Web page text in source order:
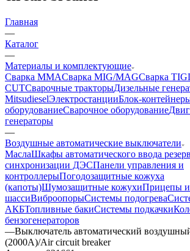
Главная
—
Каталог
—
Материалы и комплектующие
Сварка MMAСварка MIG/MAGСварка TIG
CUTСварочные тракторыДизельные
MitsudieselЭлектростанцииБлок-
оборудованиеСварочное оборудование
генераторы
—
Воздушные автоматические выключатели
МаслаШкафы автоматического ввода
синхронизации ДЭСПанели управления и
контроллерыПогодозащитные кожуха
(капоты)Шумозащитные кожухиПрицепы и
шассиВиброопорыСистемы подогрева
АКБТопливные бакиСистемы подкачки
бензогенераторов
—Выключатель автоматический
(2000A)/Air circuit breaker